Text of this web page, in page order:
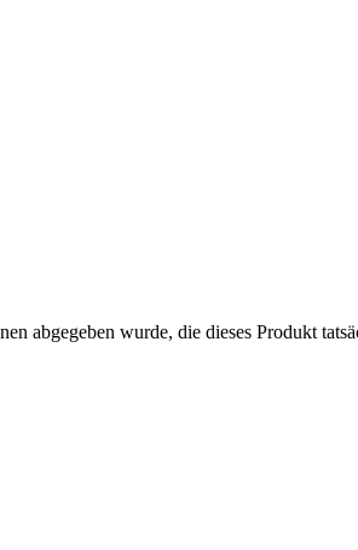
abgegeben wurde, die dieses Produkt